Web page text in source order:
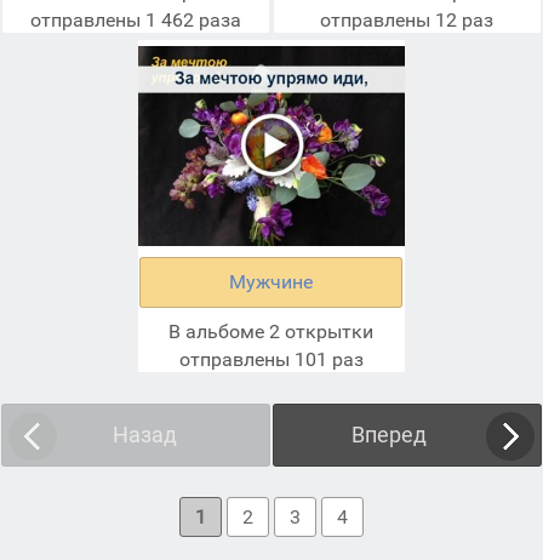
отправлены 1 462 раза
отправлены 12 раз
Мужчине
В альбоме 2 открытки
отправлены 101 раз
Назад Вперед
1 2 3 4